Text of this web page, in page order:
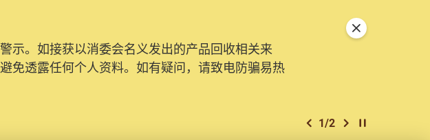
示。如接获以消委会名义发出的产品回收相关来
免透露任何个人资料。如有疑问，请致电防骗易热
上一个
1/2 下一个开始/暂停幻灯
关闭特別通告